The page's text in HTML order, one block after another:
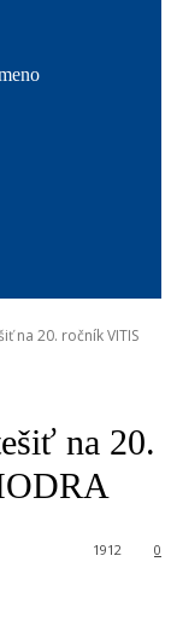
na 20. ročník VITIS
na 20.
0
1912